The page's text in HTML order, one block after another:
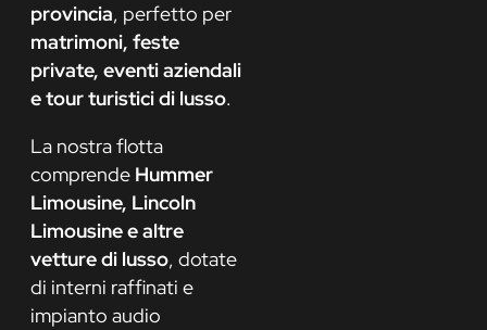
provincia, perfetto per
matrimoni, feste
private, eventi aziendali
e tour turistici di lusso.
La nostra flotta
comprende Hummer
Limousine, Lincoln
Limousine e altre
vetture di lusso, dotate
di interni raffinati e
impianto audio